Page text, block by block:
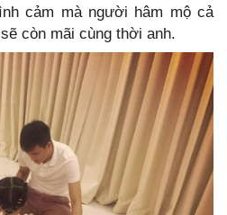
cảm mà người hâm mộ cả
còn mãi cùng thời anh.